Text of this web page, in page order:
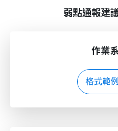
弱點通報建
作業
格式範例